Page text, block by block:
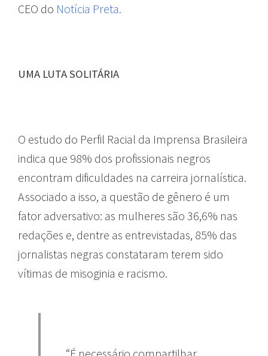
CEO do Notícia Preta.
UMA LUTA SOLITÁRIA
O estudo do Perfil Racial da Imprensa Brasileira
indica que 98% dos profissionais negros
encontram dificuldades na carreira jornalística.
Associado a isso, a questão de gênero é um
fator adversativo: as mulheres são 36,6% nas
redações e, dentre as entrevistadas, 85% das
jornalistas negras constataram terem sido
vítimas de misoginia e racismo.